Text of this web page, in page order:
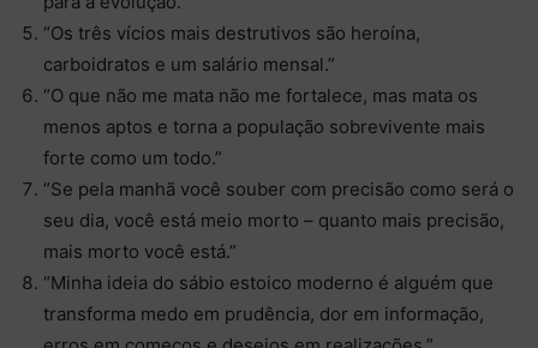
“Os três vícios mais destrutivos são heroína,
carboidratos e um salário mensal.”
“O que não me mata não me fortalece, mas mata os
menos aptos e torna a população sobrevivente mais
forte como um todo.”
“Se pela manhã você souber com precisão como será o
seu dia, você está meio morto – quanto mais precisão,
mais morto você está.”
“Minha ideia do sábio estoico moderno é alguém que
transforma medo em prudência, dor em informação,